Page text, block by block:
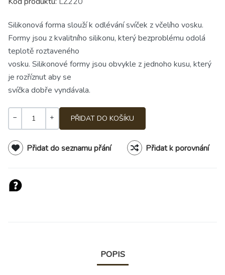
Silikonová forma slouží k odlévání svíček z včelího vosku.
Formy jsou z kvalitního silikonu, který bezproblému odolá
teplotě roztaveného
vosku. Silikonové formy jsou obvykle z jednoho kusu, který
je rozříznut aby se
svíčka dobře vyndávala.
Množství
Přidat do seznamu přání Přidat k porovnání
POPIS